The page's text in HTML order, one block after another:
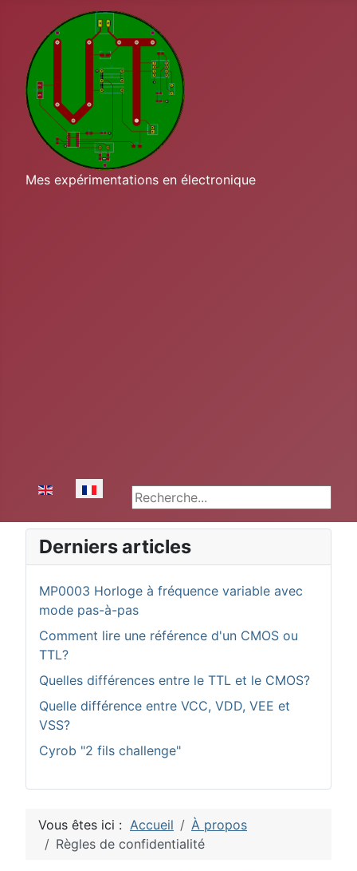
Mes expérimentations en électronique
Sélectionnez votre langue
Rechercher
Derniers articles
MP0003 Horloge à fréquence variable avec
mode pas-à-pas
Comment lire une référence d'un CMOS ou
TTL?
Quelles différences entre le TTL et le CMOS?
Quelle différence entre VCC, VDD, VEE et
VSS?
Cyrob "2 fils challenge"
Vous êtes ici : Accueil
À propos
Règles de confidentialité